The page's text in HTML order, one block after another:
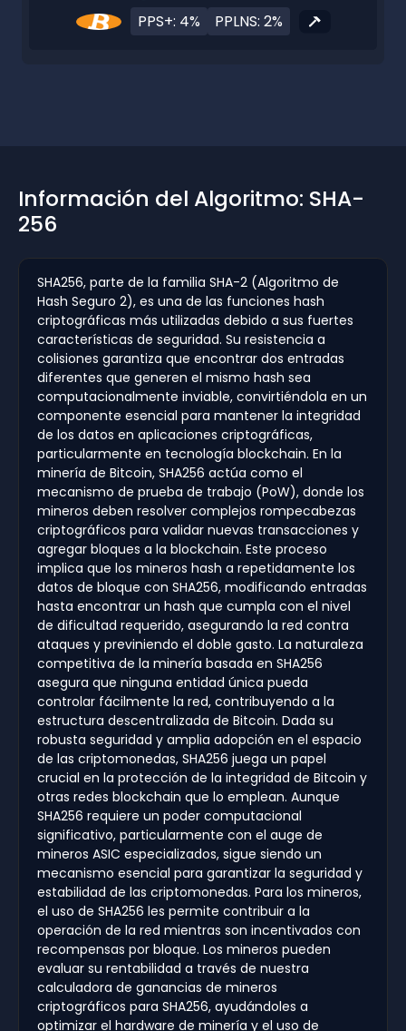
PPS+: 4% PPLNS: 2%
Información del Algoritmo: SHA-
256
SHA256, parte de la familia SHA-2 (Algoritmo de
Hash Seguro 2), es una de las funciones hash
criptográficas más utilizadas debido a sus fuertes
características de seguridad. Su resistencia a
colisiones garantiza que encontrar dos entradas
diferentes que generen el mismo hash sea
computacionalmente inviable, convirtiéndola en un
componente esencial para mantener la integridad
de los datos en aplicaciones criptográficas,
particularmente en tecnología blockchain. En la
minería de Bitcoin, SHA256 actúa como el
mecanismo de prueba de trabajo (PoW), donde los
mineros deben resolver complejos rompecabezas
criptográficos para validar nuevas transacciones y
agregar bloques a la blockchain. Este proceso
implica que los mineros hash a repetidamente los
datos de bloque con SHA256, modificando entradas
hasta encontrar un hash que cumpla con el nivel
de dificultad requerido, asegurando la red contra
ataques y previniendo el doble gasto. La naturaleza
competitiva de la minería basada en SHA256
asegura que ninguna entidad única pueda
controlar fácilmente la red, contribuyendo a la
estructura descentralizada de Bitcoin. Dada su
robusta seguridad y amplia adopción en el espacio
de las criptomonedas, SHA256 juega un papel
crucial en la protección de la integridad de Bitcoin y
otras redes blockchain que lo emplean. Aunque
SHA256 requiere un poder computacional
significativo, particularmente con el auge de
mineros ASIC especializados, sigue siendo un
mecanismo esencial para garantizar la seguridad y
estabilidad de las criptomonedas. Para los mineros,
el uso de SHA256 les permite contribuir a la
operación de la red mientras son incentivados con
recompensas por bloque. Los mineros pueden
evaluar su rentabilidad a través de nuestra
calculadora de ganancias de mineros
criptográficos para SHA256, ayudándoles a
optimizar el hardware de minería y el uso de